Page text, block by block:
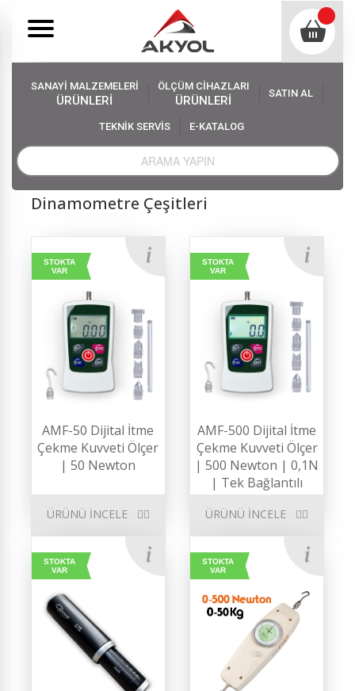
SANAYİ MALZEMELERİ
ÜRÜNLERİ
ÖLÇÜM CİHAZLARI
ÜRÜNLERİ
SATIN AL
TEKNİK SERVİS E-KATALOG
Akyol Ölçüm Cihazları Dinamometre Çeşitleri
Dinamometre Çeşitleri
STOKTA
VAR
AMF-50 Dijital İtme
Çekme Kuvveti Ölçer
| 50 Newton
ÜRÜNÜ İNCELE
STOKTA
VAR
AMF-500 Dijital İtme
Çekme Kuvveti Ölçer
| 500 Newton | 0,1N
| Tek Bağlantılı
ÜRÜNÜ İNCELE
STOKTA
VAR
STOKTA
VAR